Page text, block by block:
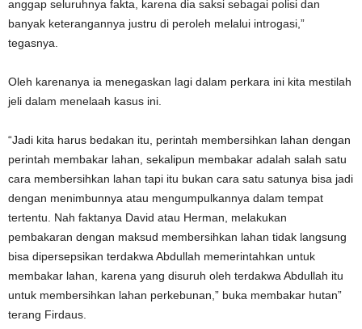
anggap seluruhnya fakta, karena dia saksi sebagai polisi dan
banyak keterangannya justru di peroleh melalui introgasi,”
tegasnya.
Oleh karenanya ia menegaskan lagi dalam perkara ini kita mestilah
jeli dalam menelaah kasus ini.
“Jadi kita harus bedakan itu, perintah membersihkan lahan dengan
perintah membakar lahan, sekalipun membakar adalah salah satu
cara membersihkan lahan tapi itu bukan cara satu satunya bisa jadi
dengan menimbunnya atau mengumpulkannya dalam tempat
tertentu. Nah faktanya David atau Herman, melakukan
pembakaran dengan maksud membersihkan lahan tidak langsung
bisa dipersepsikan terdakwa Abdullah memerintahkan untuk
membakar lahan, karena yang disuruh oleh terdakwa Abdullah itu
untuk membersihkan lahan perkebunan,” buka membakar hutan”
terang Firdaus.